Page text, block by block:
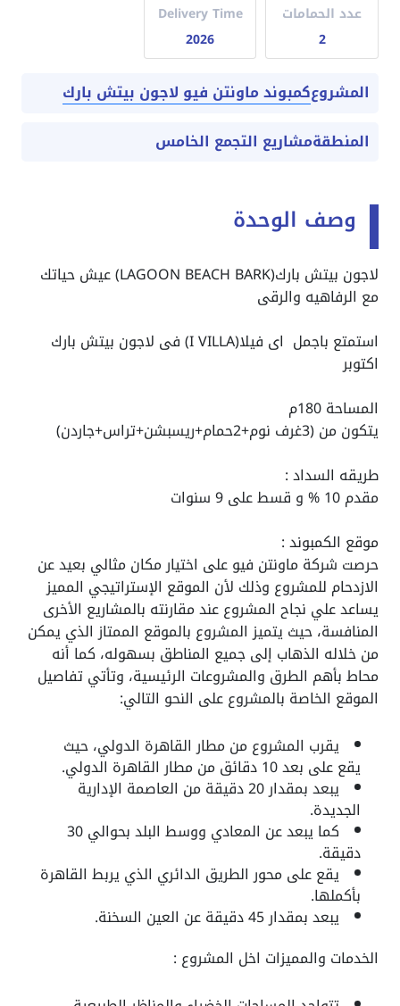
عدد الحمامات
2
Delivery Time
2026
المشروعكمبوند ماونتن فيو لاجون بيتش بارك
المنطقةمشاريع التجمع الخامس
وصف الوحدة
لاجون بيتش بارك(LAGOON BEACH BARK) عيش حياتك
مع الرفاهيه والرقى
استمتع باجمل اى فيلا(I VILLA) فى لاجون بيتش بارك
اكتوبر
المساحة 180م
يتكون من (3غرف نوم+2حمام+ريسبشن+تراس+جاردن)
طريقه السداد :
مقدم 10 % و قسط على 9 سنوات
موقع الكمبوند :
حرصت شركة ماونتن فيو على اختيار مكان مثالي بعيد عن
الازدحام للمشروع وذلك لأن الموقع الإستراتيجي المميز
يساعد علي نجاح المشروع عند مقارنته بالمشاريع الأخرى
المنافسة، حيث يتميز المشروع بالموقع الممتاز الذي يمكن
من خلاله الذهاب إلى جميع المناطق بسهوله، كما أنه
محاط بأهم الطرق والمشروعات الرئيسية، وتأتي تفاصيل
الموقع الخاصة بالمشروع على النحو التالي:
يقرب المشروع من مطار القاهرة الدولي، حيث
يقع على بعد 10 دقائق من مطار القاهرة الدولي.
يبعد بمقدار 20 دقيقة من العاصمة الإدارية
الجديدة.
كما يبعد عن المعادي ووسط البلد بحوالي 30
دقيقة.
يقع على محور الطريق الدائري الذي يربط القاهرة
بأكملها.
يبعد بمقدار 45 دقيقة عن العين السخنة.
الخدمات والمميزات اخل المشروع :